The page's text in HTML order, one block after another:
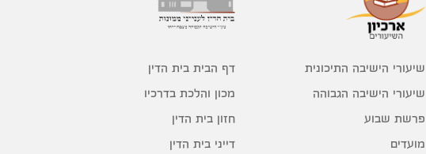
שיעורי הישיבה התיכונית
שיעורי הישיבה הגבוהה
פרשת שבוע
מועדים
דף הבית בית הדין
מכון והלכת בדרכיו
חזון בית הדין
דייני בית הדין